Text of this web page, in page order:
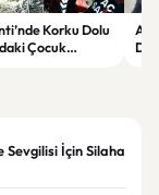
Korku Dolu
Çocuk
Sevgilisi İçin Silaha